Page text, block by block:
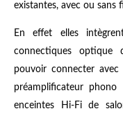
existantes, avec ou sans
En effet elles
connectiques optique
pouvoir connecter
préamplificateur
enceintes Hi-Fi de